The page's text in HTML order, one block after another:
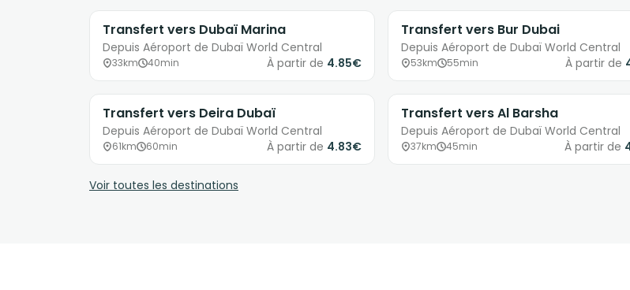
Transfert vers Dubaï Marina
Depuis Aéroport de Dubaï World Central
33km 40min À partir de 4.85€
Transfert vers Bur Dubai
Depuis Aéroport de Dubaï World Central
53km 55min À partir de
Transfert vers Deira Dubaï
Depuis Aéroport de Dubaï World Central
61km 60min À partir de 4.83€
Transfert vers Al Barsha
Depuis Aéroport de Dubaï World Central
37km 45min À partir de
Voir toutes les destinations